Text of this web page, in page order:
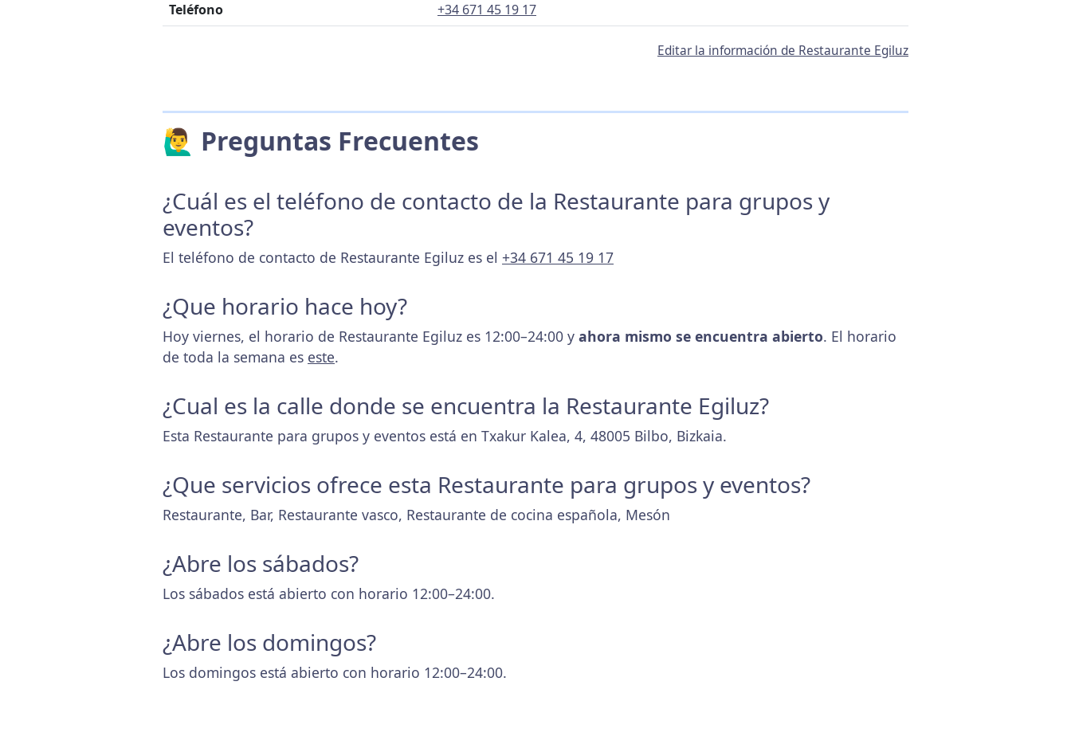
Teléfono
+34 671 45 19 17
Editar la información de Restaurante Egiluz
🙋‍♂️ Preguntas Frecuentes
¿Cuál es el teléfono de contacto de la Restaurante para grupos y
eventos?
El teléfono de contacto de Restaurante Egiluz es el +34 671 45 19 17
¿Que horario hace hoy?
Hoy viernes, el horario de Restaurante Egiluz es 12:00–24:00 y ahora mismo se encuentra abierto. El horario
de toda la semana es este.
¿Cual es la calle donde se encuentra la Restaurante Egiluz?
Esta Restaurante para grupos y eventos está en Txakur Kalea, 4, 48005 Bilbo, Bizkaia.
¿Que servicios ofrece esta Restaurante para grupos y eventos?
Restaurante, Bar, Restaurante vasco, Restaurante de cocina española, Mesón
¿Abre los sábados?
Los sábados está abierto con horario 12:00–24:00.
¿Abre los domingos?
Los domingos está abierto con horario 12:00–24:00.